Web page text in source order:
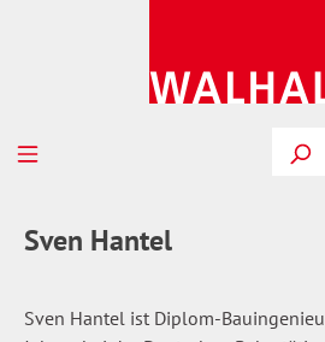
Sven Hantel
Sven Hantel ist Diplom-